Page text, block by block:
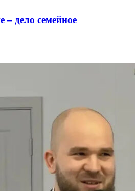
– дело семейное